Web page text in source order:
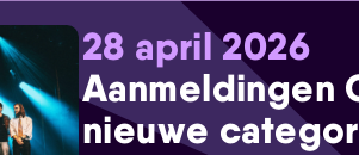
28 april 2026
Aanmeldingen
nieuwe